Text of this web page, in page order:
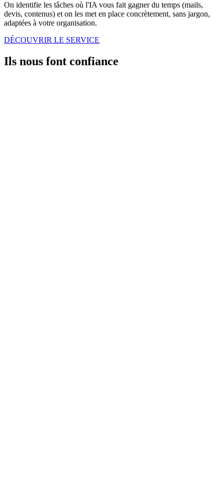
On identifie les tâches où l'IA vous fait gagner du temps (mails,
devis, contenus) et on les met en place concrètement, sans jargon,
adaptées à votre organisation.
DÉCOUVRIR LE SERVICE
Ils nous font confiance